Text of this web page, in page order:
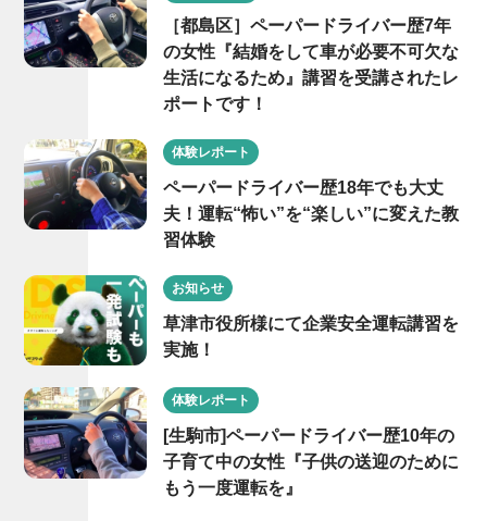
［都島区］ペーパードライバー歴7年
の女性『結婚をして車が必要不可欠な
生活になるため』講習を受講されたレ
ポートです！
体験レポート
ペーパードライバー歴18年でも大丈
夫！運転“怖い”を“楽しい”に変えた教
習体験
お知らせ
草津市役所様にて企業安全運転講習を
実施！
体験レポート
[生駒市]ペーパードライバー歴10年の
子育て中の女性『子供の送迎のために
もう一度運転を』